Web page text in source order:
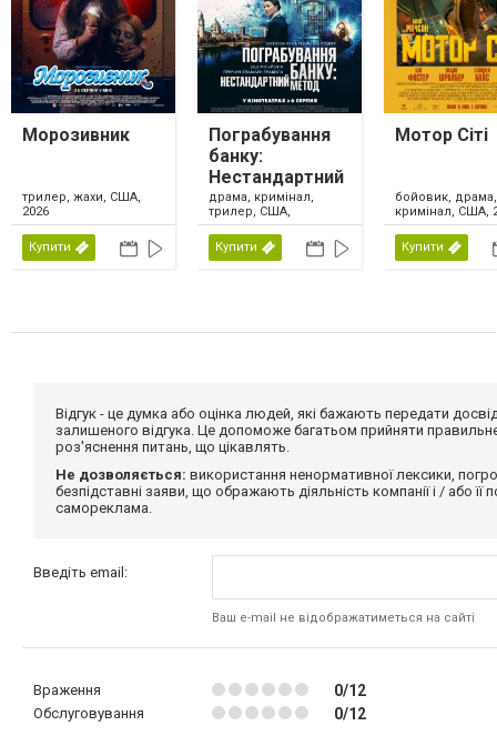
Морозивник
трилер, жахи, США,
2026
Купити
Пограбування
банку:
Нестандартний
метод
драма, кримінал,
трилер, США,
Великобританія,
Ірландія, 2026
Купити
Мотор Сіті
бойовик, драма,
кримінал, США,
Купити
Відгук - це думка або оцінка людей, які бажають передати
залишеного відгука. Це допоможе багатьом прийняти
роз'яснення питань, що цікавлять.
Не дозволяється: використання ненормативної лексики,
безпідставні заяви, що ображають діяльність компанії і / або
самореклама.
Введіть email:
Ваш e-mail не відображатиметься на сайті
Враження 0/12
Обслуговування 0/12